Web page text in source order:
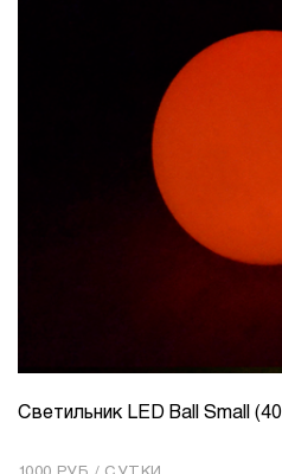
КОЛИЧЕСТВО 1
Светильник LED Ball Small